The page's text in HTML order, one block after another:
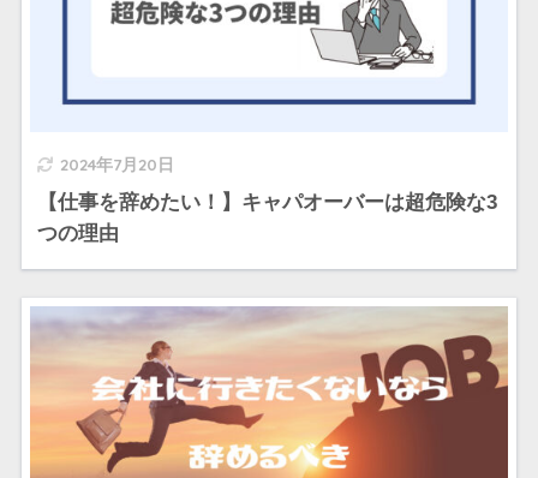
2024年7月20日
【仕事を辞めたい！】キャパオーバーは超危険な3
つの理由